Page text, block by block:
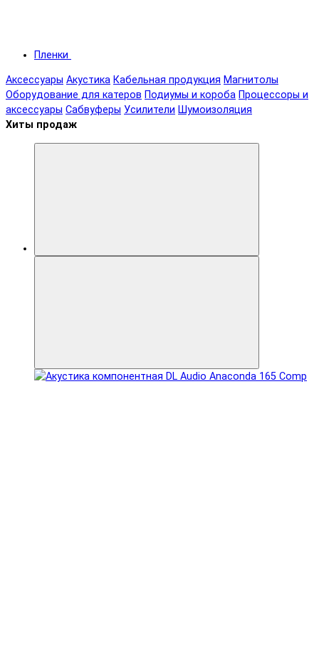
Пленки
Аксессуары Акустика Кабельная продукция Магнитолы
Оборудование для катеров Подиумы и короба Процессоры и
аксессуары Сабвуферы Усилители Шумоизоляция
Хиты продаж